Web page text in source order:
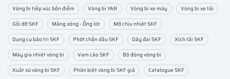
Vòng bi tiếp xúc bốn điểm
Vòng bi YAR Vòng bi xe máy
Vòng bi xe tải
Gối đỡ SKF
Măng xông - Ống lót
Mỡ chịu nhiệt SKF
Dụng cụ bảo trì SKF
Phớt chắn dầu SKF Dây đai SKF
Xích tải SKF
Máy gia nhiệt vòng bi
Vam cảo SKF
Bộ đóng vòng bi
Xuất xứ vòng bi SKF
Phân biệt vòng bi SKF giả
Catalogue SKF